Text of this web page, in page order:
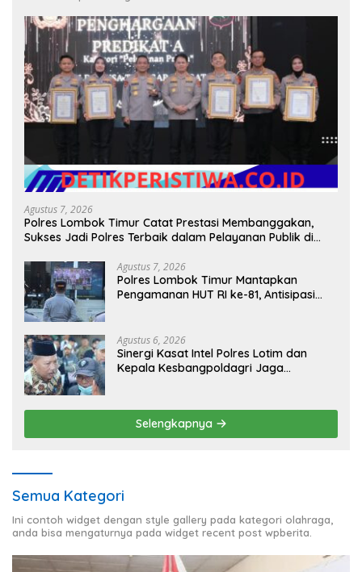
Agustus 7, 2026
Polres Lombok Timur Catat Prestasi Membanggakan,
Sukses Jadi Polres Terbaik dalam Pelayanan Publik di
Agustus 7, 2026
Polres Lombok Timur Mantapkan
Pengamanan HUT RI ke-81, Antisipasi
Agustus 6, 2026
Sinergi Kasat Intel Polres Lotim dan
Kepala Kesbangpoldagri Jaga
Selengkapnya
Semua Kategori
Ini contoh widget dengan style gallery pada kategori olahraga,
anda bisa mengaturnya pada widget recent post wpberita.